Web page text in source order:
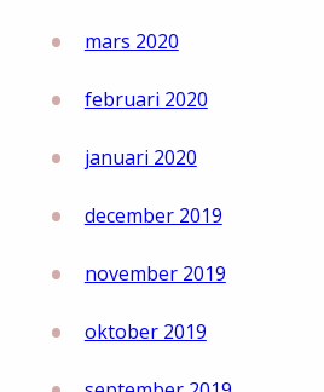
mars 2020
februari 2020
januari 2020
december 2019
november 2019
oktober 2019